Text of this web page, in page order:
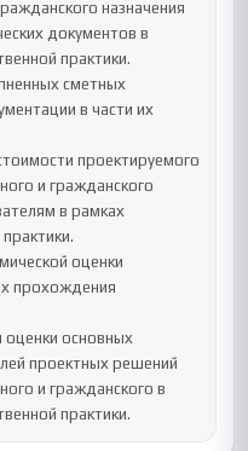
назначения
документов в
практики.
сметных
в части их
проектируемого
и гражданского
в рамках
оценки
прохождения
оценки основных
проектных решений
и гражданского в
практики.